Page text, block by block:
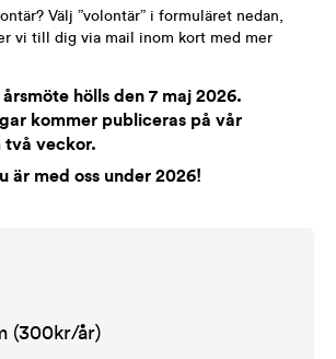
Välj ”volontär” i formuläret nedan,
vi till dig via mail inom kort med mer
hölls den 7 maj 2026.
kommer publiceras på vår
två veckor.
är med oss under 2026!
(300kr/år)